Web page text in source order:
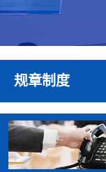
规章制度